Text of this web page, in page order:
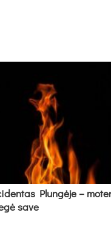
Plun­gė­je –
sa­ve